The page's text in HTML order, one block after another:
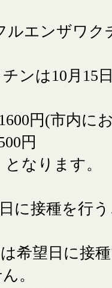
エンザワク
ンは10月15
円(市内に
円
ります。
に接種を行
希望日に接
。